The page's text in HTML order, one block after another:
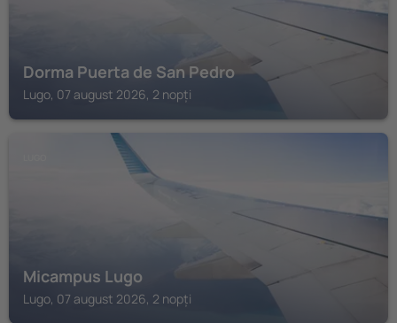
Dorma Puerta de San Pedro
Lugo, 07 august 2026, 2 nopți
Micampus Lugo
Lugo, 07 august 2026, 2 nopți